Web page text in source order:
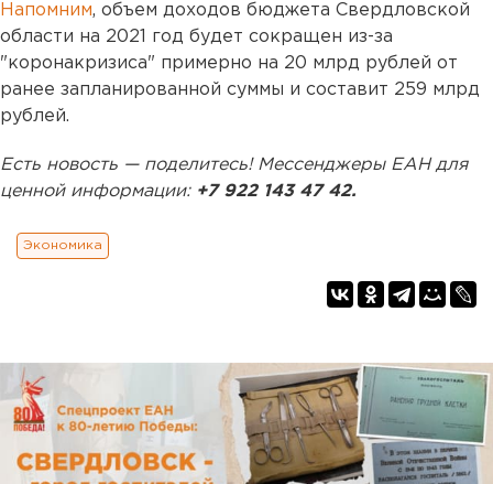
Напомним, объем доходов бюджета Свердловской
области на 2021 год будет сокращен из-за
"коронакризиса" примерно на 20 млрд рублей от
ранее запланированной суммы и составит 259 млрд
рублей.
Есть новость — поделитесь! Мессенджеры ЕАН для
ценной информации: +7 922 143 47 42.
Экономика